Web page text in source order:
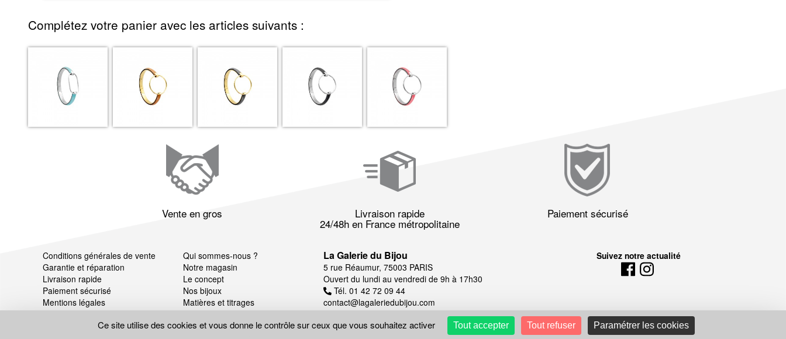
Complétez votre panier avec les articles suivants :
Vente en gros Livraison rapide
24/48h en France métropolitaine
Paiement sécurisé
Conditions générales de vente
Garantie et réparation
Livraison rapide
Paiement sécurisé
Mentions légales
Gestion des cookies
Qui sommes-nous ?
Notre magasin
Le concept
Nos bijoux
Matières et titrages
La Galerie du Bijou
5 rue Réaumur, 75003 PARIS
Ouvert du lundi au vendredi de 9h à 17h30
Tél. 01 42 72 09 44
contact@lagaleriedubijou.com
Suivez notre actualité
Ce site utilise des cookies et vous donne le contrôle sur ceux que vous souhaitez activer Tout accepter Tout refuser Paramétrer les cookies